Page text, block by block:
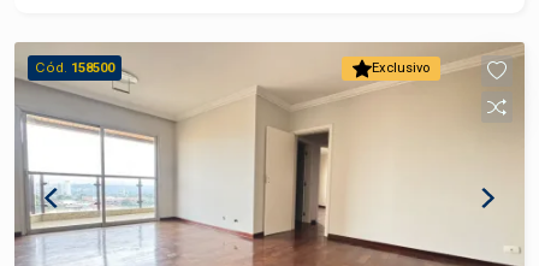
infraestrutura Localizada em um dos bairros mais
tradicionais e valorizados de Piracicaba. Entre
em contato para mais informações e agende sua
visita. Será um prazer apresentar este imóvel!
Exclusivo
Cód. 158500